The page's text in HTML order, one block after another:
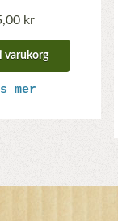
kr
i varukorg
mer